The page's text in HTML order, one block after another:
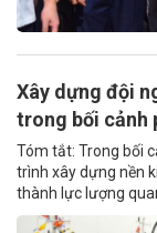
Xây dựng đội
trong bối cảnh
Tóm tắt: Trong bối
trình xây dựng nền
thành lực lượng